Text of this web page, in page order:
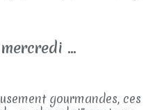
...
gourmandes, ces